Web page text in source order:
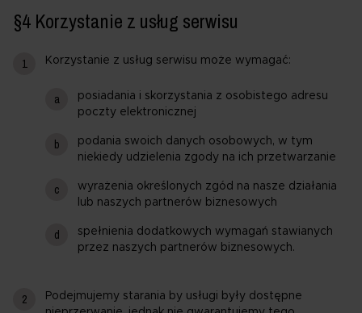
§4 Korzystanie z usług serwisu
Korzystanie z usług serwisu może wymagać:
posiadania i skorzystania z osobistego adresu
poczty elektronicznej
podania swoich danych osobowych, w tym
niekiedy udzielenia zgody na ich przetwarzanie
wyrażenia określonych zgód na nasze działania
lub naszych partnerów biznesowych
spełnienia dodatkowych wymagań stawianych
przez naszych partnerów biznesowych.
Podejmujemy starania by usługi były dostępne